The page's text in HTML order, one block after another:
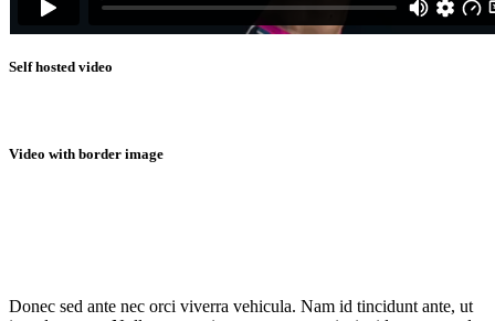
Self hosted video
Video with border image
Donec sed ante nec orci viverra vehicula. Nam id tincidunt ante, ut